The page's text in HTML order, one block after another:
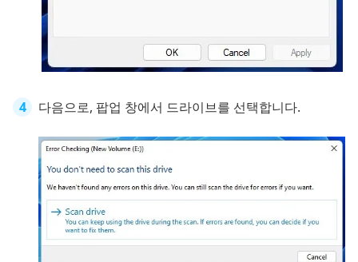
다음으로, 팝업 창에서 드라이브를 선택합니다.